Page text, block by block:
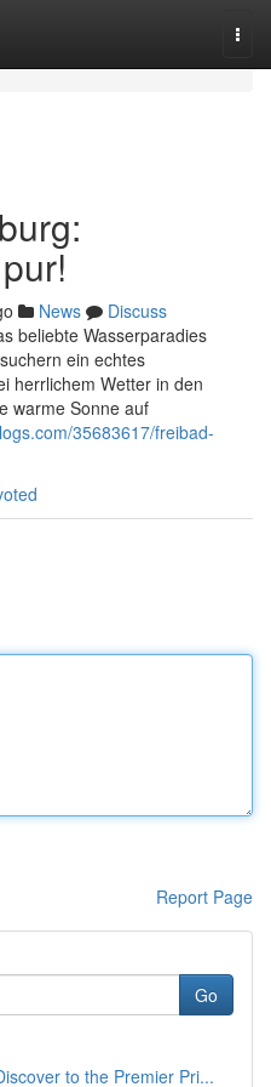
News
Discuss
beliebte Wasserparadies
ein echtes
herrlichem Wetter in den
warme Sonne auf
35683617/freibad-
Report Page
Go
to the Premier Pri...